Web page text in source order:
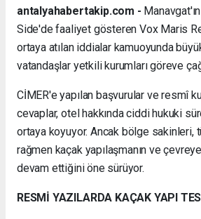
antalyahabertakip.com -
Side'de faaliyet gösteren Vox Maris
ortaya atılan iddialar kamuoyunda
vatandaşlar yetkili kurumları göreve
CİMER'e yapılan başvurular ve resmî
cevaplar, otel hakkında ciddi hukuki
ortaya koyuyor. Ancak bölge sakinleri,
rağmen kaçak yapılaşmanın ve
devam ettiğini öne sürüyor.
RESMİ YAZILARDA KAÇAK YAPI